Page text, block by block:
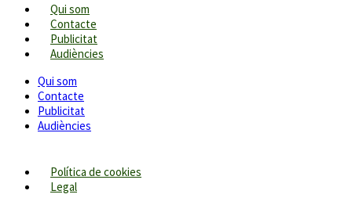
Qui som
Contacte
Publicitat
Audiències
Qui som
Contacte
Publicitat
Audiències
Política de cookies
Legal